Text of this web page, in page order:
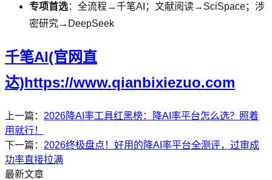
专项首选：全流程→千笔AI；文献阅读→SciSpace；涉
密研究→DeepSeek
千笔AI(官网直
达)https://www.qianbixiezuo.com
上一篇： 2026降AI率工具红黑榜：降AI率平台怎么选？照着
用就行！
下一篇： 2026终极盘点！好用的降AI率平台全测评，过审成
功率直接拉满
最新文章